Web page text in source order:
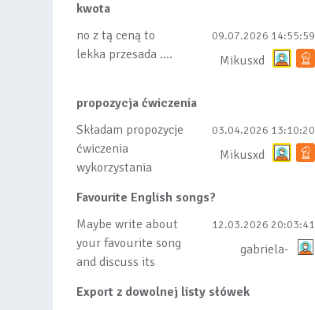
kwota
no z tą ceną to
lekka przesada ....
09.07.2026 14:55:59
Mikusxd
propozycja ćwiczenia
Składam propozycje
ćwiczenia
wykorzystania
lub dodanych do
listy, czy tez ze
wszys...
03.04.2026 13:10:20
Mikusxd
Favourite English songs?
Maybe write about
your favourite song
and discuss its
12.03.2026 20:03:41
gabriela-
Export z dowolnej listy słówek